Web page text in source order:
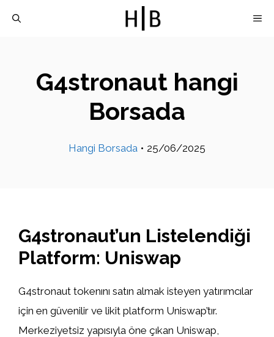
G4stronaut hangi
Borsada
Hangi Borsada • 25/06/2025
G4stronaut’un Listelendiği
Platform: Uniswap
G4stronaut tokenını satın almak isteyen yatırımcılar
için en güvenilir ve likit platform Uniswap’tır.
Merkeziyetsiz yapısıyla öne çıkan Uniswap,